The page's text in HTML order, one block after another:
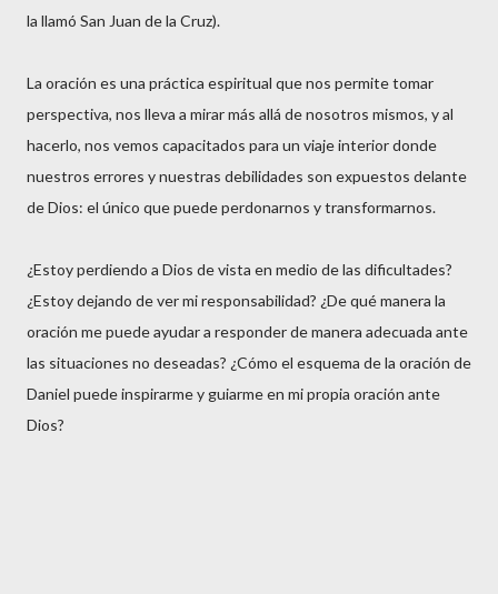
la llamó San Juan de la Cruz).
La oración es una práctica espiritual que nos permite tomar
perspectiva, nos lleva a mirar más allá de nosotros mismos, y al
hacerlo, nos vemos capacitados para un viaje interior donde
nuestros errores y nuestras debilidades son expuestos delante
de Dios: el único que puede perdonarnos y transformarnos.
¿Estoy perdiendo a Dios de vista en medio de las dificultades?
¿Estoy dejando de ver mi responsabilidad? ¿De qué manera la
oración me puede ayudar a responder de manera adecuada ante
las situaciones no deseadas? ¿Cómo el esquema de la oración de
Daniel puede inspirarme y guiarme en mi propia oración ante
Dios?